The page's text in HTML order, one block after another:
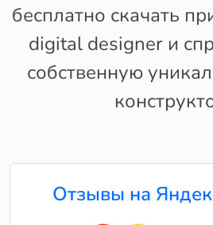
бесплатно скачать
digital designer и
собственную
Отзывы на